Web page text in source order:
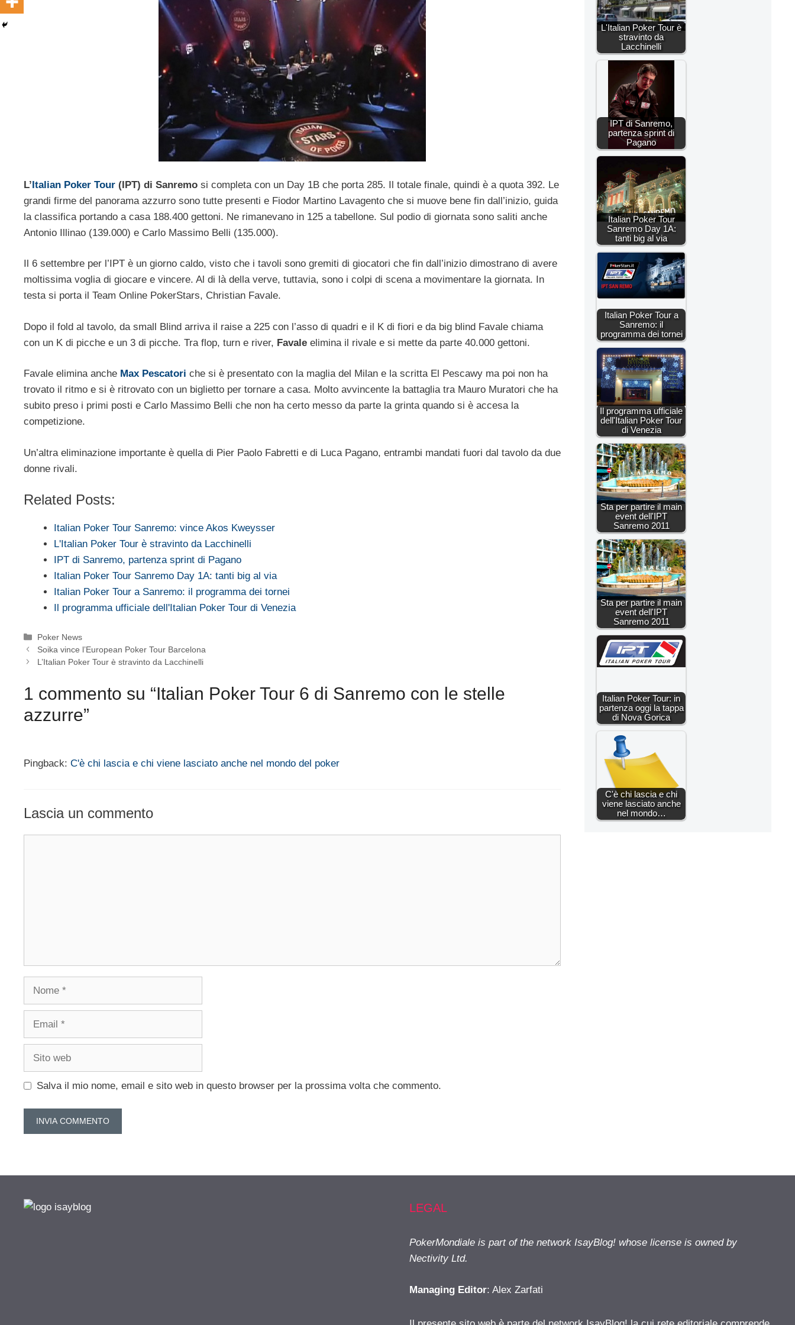
L’Italian Poker Tour (IPT) di Sanremo si completa con un Day 1B che porta 285. Il totale finale, quindi è a quota 392. Le
grandi firme del panorama azzurro sono tutte presenti e Fiodor Martino Lavagento che si muove bene fin dall’inizio, guida
la classifica portando a casa 188.400 gettoni. Ne rimanevano in 125 a tabellone. Sul podio di giornata sono saliti anche
Antonio Illinao (139.000) e Carlo Massimo Belli (135.000).
Il 6 settembre per l’IPT è un giorno caldo, visto che i tavoli sono gremiti di giocatori che fin dall’inizio dimostrano di avere
moltissima voglia di giocare e vincere. Al di là della verve, tuttavia, sono i colpi di scena a movimentare la giornata. In
testa si porta il Team Online PokerStars, Christian Favale.
Dopo il fold al tavolo, da small Blind arriva il raise a 225 con l’asso di quadri e il K di fiori e da big blind Favale chiama
con un K di picche e un 3 di picche. Tra flop, turn e river, Favale elimina il rivale e si mette da parte 40.000 gettoni.
Favale elimina anche Max Pescatori che si è presentato con la maglia del Milan e la scritta El Pescawy ma poi non ha
trovato il ritmo e si è ritrovato con un biglietto per tornare a casa. Molto avvincente la battaglia tra Mauro Muratori che ha
subito preso i primi posti e Carlo Massimo Belli che non ha certo messo da parte la grinta quando si è accesa la
competizione.
Un’altra eliminazione importante è quella di Pier Paolo Fabretti e di Luca Pagano, entrambi mandati fuori dal tavolo da due
donne rivali.
Related Posts:
Italian Poker Tour Sanremo: vince Akos Kweysser
L'Italian Poker Tour è stravinto da Lacchinelli
IPT di Sanremo, partenza sprint di Pagano
Italian Poker Tour Sanremo Day 1A: tanti big al via
Italian Poker Tour a Sanremo: il programma dei tornei
Il programma ufficiale dell'Italian Poker Tour di Venezia
Categorie
Poker News
Soika vince l’European Poker Tour Barcelona
L’Italian Poker Tour è stravinto da Lacchinelli
1 commento su “Italian Poker Tour 6 di Sanremo con le stelle
azzurre”
Pingback: C'è chi lascia e chi viene lasciato anche nel mondo del poker
Lascia un commento
Salva il mio nome, email e sito web in questo browser per la prossima volta che commento.
L'Italian Poker Tour è
stravinto da
Lacchinelli
IPT di Sanremo,
partenza sprint di
Pagano
Italian Poker Tour
Sanremo Day 1A:
tanti big al via
Italian Poker Tour a
Sanremo: il
programma dei tornei
Il programma ufficiale
dell'Italian Poker Tour
di Venezia
Sta per partire il main
event dell'IPT
Sanremo 2011
Sta per partire il main
event dell'IPT
Sanremo 2011
Italian Poker Tour: in
partenza oggi la tappa
di Nova Gorica
C'è chi lascia e chi
viene lasciato anche
nel mondo…
LEGAL
PokerMondiale is part of the network IsayBlog! whose license is owned by
Nectivity Ltd.
Managing Editor: Alex Zarfati